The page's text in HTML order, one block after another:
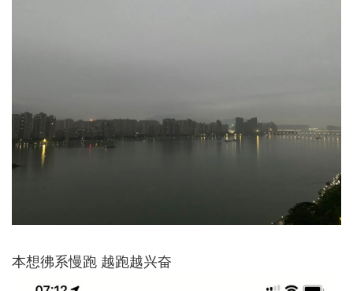
本想彿系慢跑 越跑越兴奋